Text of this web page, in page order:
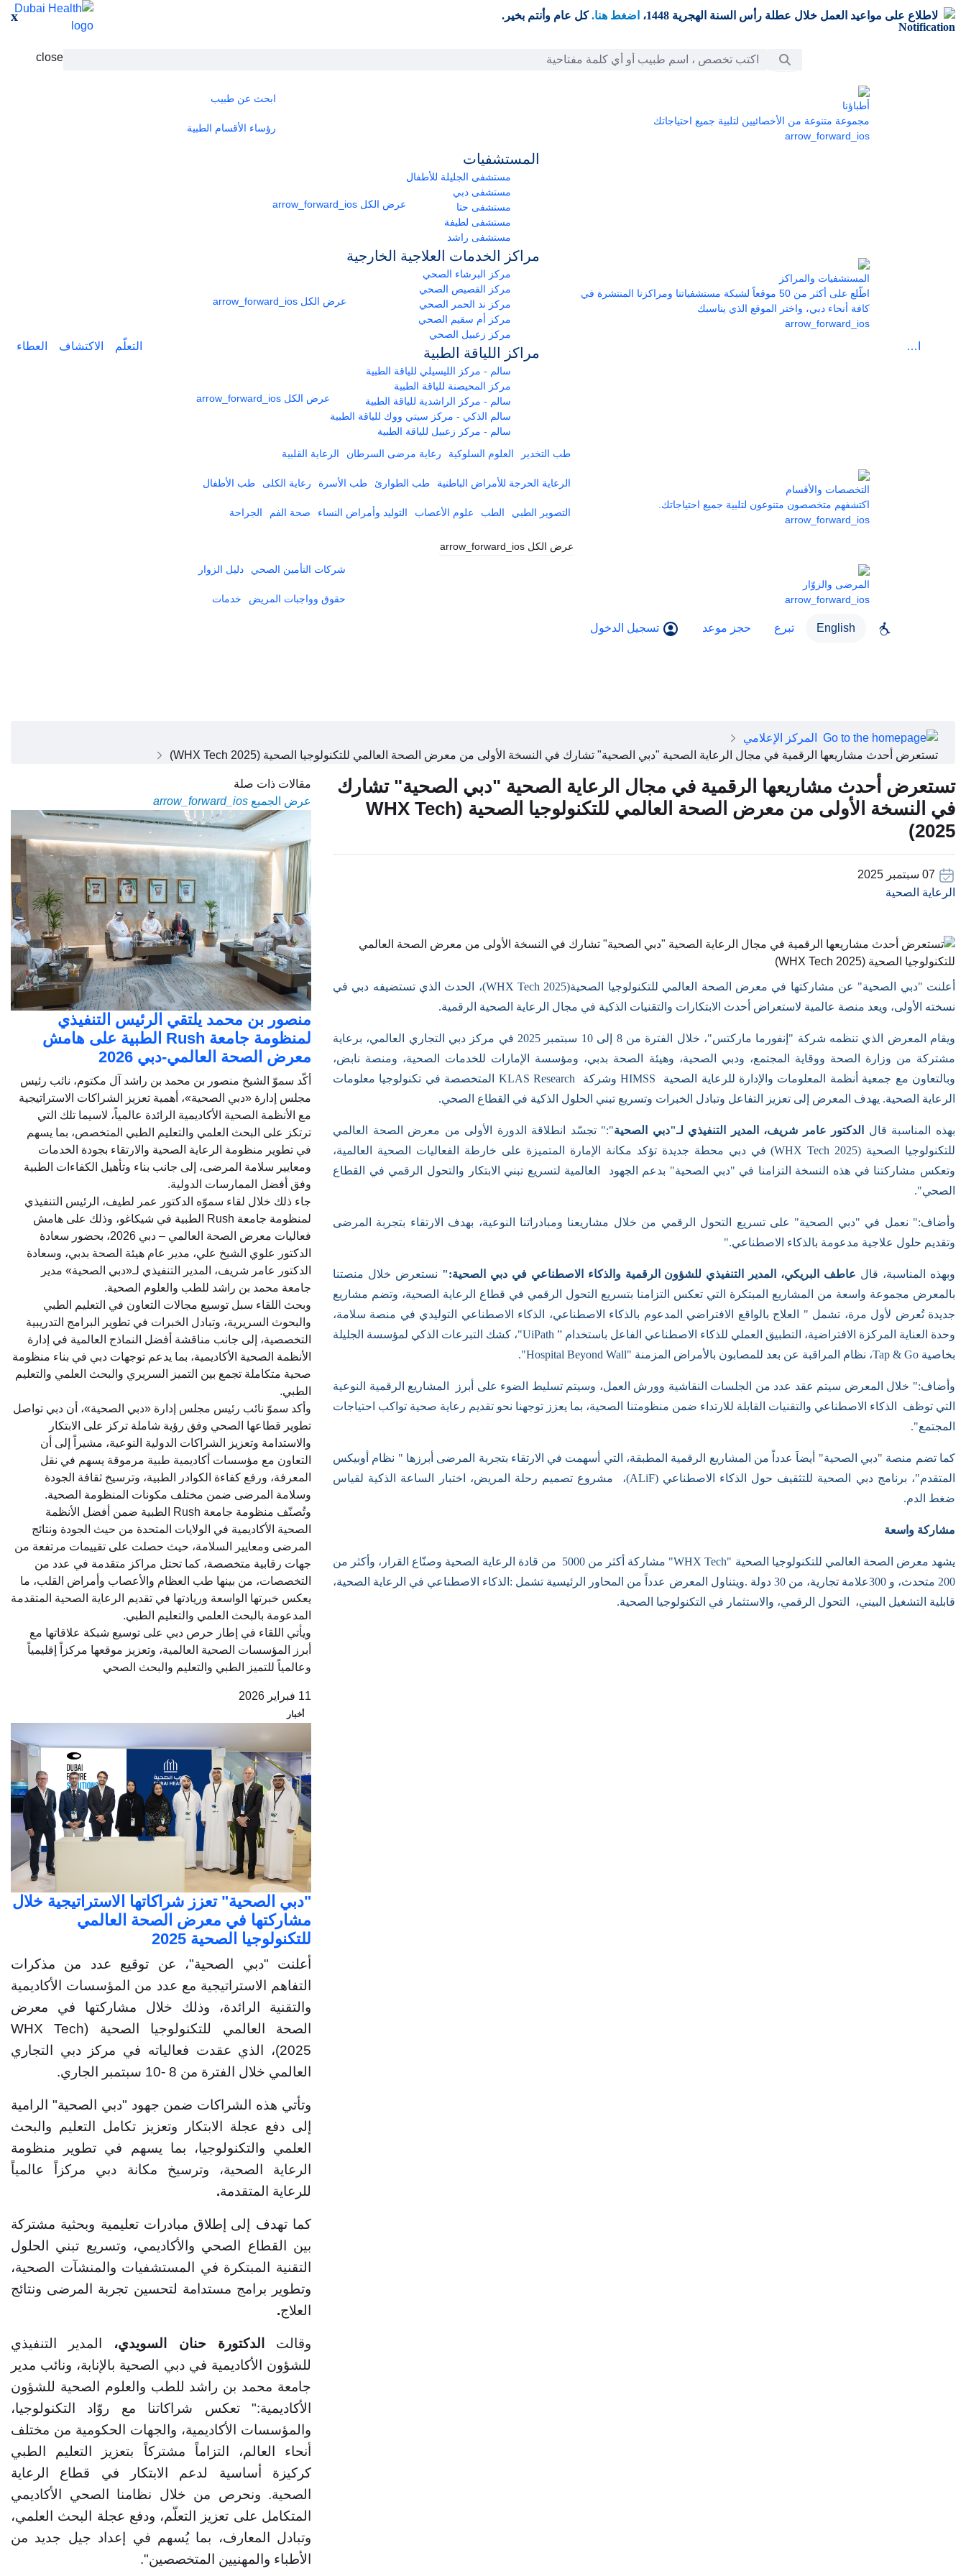
تخطي إلى المحتوى الرئيسي
لاطلاع على مواعيد العمل خلال عطلة رأس السنة الهجرية 1448، اضغط هنا. كل عام وأنتم بخير. x
شريط البحث close
الرعاية
أطباؤنا
مجموعة متنوعة من الأخصائيين لتلبية جميع احتياجاتك
arrow_forward_ios
ابحث عن طبيب
رؤساء الأقسام الطبية
المستشفيات والمراكز
اطّلع على أكثر من 50 موقعاً لشبكة مستشفياتنا ومراكزنا المنتشرة في
كافة أنحاء دبي، واختر الموقع الذي يناسبك
arrow_forward_ios
المستشفيات
مستشفى الجليلة للأطفال
مستشفى دبي
مستشفى حتا
مستشفى لطيفة
مستشفى راشد
عرض الكل
مراكز الخدمات العلاجية الخارجية
مركز البرشاء الصحي
مركز القصيص الصحي
مركز ند الحمر الصحي
مركز أم سقيم الصحي
مركز زعبيل الصحي
عرض الكل
مراكز اللياقة الطبية
سالم - مركز الليسيلي للياقة الطبية
مركز المحيصنة للياقة الطبية
سالم - مركز الراشدية للياقة الطبية
سالم الذكي - مركز سيتي ووك للياقة الطبية
سالم - مركز زعبيل للياقة الطبية
عرض الكل
التخصصات والأقسام
اكتشفهم متخصصون متنوعون لتلبية جميع احتياجاتك.
arrow_forward_ios
طب التخدير العلوم السلوكية رعاية مرضى السرطان الرعاية القلبية
الرعاية الحرجة للأمراض الباطنية طب الطوارئ طب الأسرة رعاية الكلى طب الأطفال
التصوير الطبي الطب علوم الأعصاب التوليد وأمراض النساء صحة الفم الجراحة
عرض الكل arrow_forward_ios
المرضى والزوّار
arrow_forward_ios
شركات التأمين الصحي​ دليل الزوار
حقوق وواجبات المريض خدمات
التعلّم الاكتشاف العطاء
English تبرع حجز موعد تسجيل الدخول
رؤساء الأقسام الطبية
وظائف
تواصل معنا
المركز الإعلامي
تستعرض أحدث مشاريعها الرقمية في مجال الرعاية الصحية "دبي الصحية" تشارك في النسخة الأولى من معرض الصحة العالمي للتكنولوجيا الصحية (WHX Tech 2025)
تستعرض أحدث مشاريعها الرقمية في مجال الرعاية الصحية "دبي الصحية" تشارك
في النسخة الأولى من معرض الصحة العالمي للتكنولوجيا الصحية (WHX Tech
2025)
07 سبتمبر 2025
الرعاية الصحية
أعلنت "دبي الصحية" عن مشاركتها في معرض الصحة العالمي للتكنولوجيا الصحية(WHX Tech 2025)، الحدث الذي تستضيفه دبي في
نسخته الأولى، ويعد منصة عالمية لاستعراض أحدث الابتكارات والتقنيات الذكية في مجال الرعاية الصحية الرقمية.
ويقام المعرض الذي تنظمه شركة "إنفورما ماركتس"، خلال الفترة من 8 إلى 10 سبتمبر 2025 في مركز دبي التجاري العالمي، برعاية
مشتركة من وزارة الصحة ووقاية المجتمع، ودبي الصحية، وهيئة الصحة بدبي، ومؤسسة الإمارات للخدمات الصحية، ومنصة نابض،
وبالتعاون مع جمعية أنظمة المعلومات والإدارة للرعاية الصحية
HIMSSوشركة KLAS Research المتخصصة في تكنولوجيا معلومات
الرعاية الصحية. يهدف المعرض إلى تعزيز التفاعل وتبادل الخبرات وتسريع تبني الحلول الذكية في القطاع الصحي.
بهذه المناسبة قال الدكتور عامر شريف، المدير التنفيذي لـ"دبي الصحية":" تجسّد انطلاقة الدورة الأولى من معرض الصحة العالمي
للتكنولوجيا الصحية (WHX Tech 2025) في دبي محطة جديدة تؤكد مكانة الإمارة المتميزة على خارطة الفعاليات الصحية العالمية،
وتعكس مشاركتنا في هذه النسخة التزامنا في "دبي الصحية" بدعم الجهود العالمية لتسريع تبني الابتكار والتحول الرقمي في القطاع
الصحي."
وأضاف:" نعمل في "دبي الصحية" على تسريع التحول الرقمي من خلال مشاريعنا ومبادراتنا النوعية، بهدف الارتقاء بتجربة المرضى
وتقديم حلول علاجية مدعومة بالذكاء الاصطناعي."
وبهذه المناسبة، قال عاطف البريكي، المدير التنفيذي للشؤون الرقمية والذكاء الاصطناعي في دبي الصحية:" نستعرض خلال منصتنا
بالمعرض مجموعة واسعة من المشاريع المبتكرة التي تعكس التزامنا بتسريع التحول الرقمي في قطاع الرعاية الصحية، وتضم مشاريع
جديدة تُعرض لأول مرة، تشمل " العلاج بالواقع الافتراضي المدعوم بالذكاء الاصطناعي، الذكاء الاصطناعي التوليدي في منصة سلامة،
وحدة العناية المركزة الافتراضية، التطبيق العملي للذكاء الاصطناعي الفاعل باستخدام ” UiPath"، كشك التبرعات الذكي لمؤسسة الجليلة
بخاصية Tap & Go، نظام المراقبة عن بعد للمصابون بالأمراض المزمنة "Hospital Beyond Wall
".
وأضاف:" خلال المعرض سيتم عقد عدد من الجلسات النقاشية وورش العمل، وسيتم تسليط الضوء على أبرز المشاريع الرقمية النوعية
التي توظف الذكاء الاصطناعي والتقنيات القابلة للارتداء ضمن منظومتنا الصحية، بما يعزز توجهنا نحو تقديم رعاية صحية تواكب احتياجات
المجتمع".
كما تضم منصة "دبي الصحية" أيضاَ عدداً من المشاريع الرقمية المطبقة، التي أسهمت في الارتقاء بتجربة المرضى أبرزها " نظام أوبيكس
المتقدم"، برنامج دبي الصحية للتثقيف حول الذكاء الاصطناعي (ALiF)، مشروع تصميم رحلة المريض، اختبار الساعة الذكية لقياس
ضغط الدم.
مشاركة واسعة
يشهد معرض الصحة العالمي للتكنولوجيا الصحية ""WHX Tech مشاركة أكثر من5000 من قادة الرعاية الصحية وصنّاع القرار، وأكثر من
200 متحدث، و
300علامة تجارية، من 30 دولة .ويتناول المعرض عدداً من المحاور الرئيسية تشمل : الذكاء الاصطناعي في الرعاية الصحية،
قابلية التشغيل البيني، التحول الرقمي، والاستثمار في التكنولوجيا الصحية.
مقالات ذات صلة
عرض الجميع arrow_forward_ios
منصور بن محمد يلتقي الرئيس التنفيذي
لمنظومة جامعة Rush الطبية على هامش
معرض الصحة العالمي-دبي 2026
أكّد سموّ الشيخ منصور بن محمد بن راشد آل مكتوم، نائب رئيس
مجلس إدارة «دبي الصحية»، أهمية تعزيز الشراكات الاستراتيجية
مع الأنظمة الصحية الأكاديمية الرائدة عالمياً، لاسيما تلك التي
ترتكز على البحث العلمي والتعليم الطبي المتخصص، بما يسهم
في تطوير منظومة الرعاية الصحية والارتقاء بجودة الخدمات
ومعايير سلامة المرضى، إلى جانب بناء وتأهيل الكفاءات الطبية
وفق أفضل الممارسات الدولية.
جاء ذلك خلال لقاء سموّه الدكتور عمر لطيف، الرئيس التنفيذي
لمنظومة جامعة Rush الطبية في شيكاغو، وذلك على هامش
فعاليات معرض الصحة العالمي – دبي 2026، بحضور سعادة
الدكتور علوي الشيخ علي، مدير عام هيئة الصحة بدبي، وسعادة
الدكتور عامر شريف، المدير التنفيذي لـ«دبي الصحية» مدير
جامعة محمد بن راشد للطب والعلوم الصحية.
وبحث اللقاء سبل توسيع مجالات التعاون في التعليم الطبي
والبحوث السريرية، وتبادل الخبرات في تطوير البرامج التدريبية
التخصصية، إلى جانب مناقشة أفضل النماذج العالمية في إدارة
الأنظمة الصحية الأكاديمية، بما يدعم توجهات دبي في بناء منظومة
صحية متكاملة تجمع بين التميز السريري والبحث العلمي والتعليم
الطبي.
وأكد سموّ نائب رئيس مجلس إدارة «دبي الصحية»، أن دبي تواصل
تطوير قطاعها الصحي وفق رؤية شاملة تركز على الابتكار
والاستدامة وتعزيز الشراكات الدولية النوعية، مشيراً إلى أن
التعاون مع مؤسسات أكاديمية طبية مرموقة يسهم في نقل
المعرفة، ورفع كفاءة الكوادر الطبية، وترسيخ ثقافة الجودة
وسلامة المرضى ضمن مختلف مكونات المنظومة الصحية.
وتُصنّف منظومة جامعة Rush الطبية ضمن أفضل الأنظمة
الصحية الأكاديمية في الولايات المتحدة من حيث الجودة ونتائج
المرضى ومعايير السلامة، حيث حصلت على تقييمات مرتفعة من
جهات رقابية متخصصة، كما تحتل مراكز متقدمة في عدد من
التخصصات، من بينها طب العظام والأعصاب وأمراض القلب، ما
يعكس خبرتها الواسعة وريادتها في تقديم الرعاية الصحية المتقدمة
المدعومة بالبحث العلمي والتعليم الطبي.
ويأتي اللقاء في إطار حرص دبي على توسيع شبكة علاقاتها مع
أبرز المؤسسات الصحية العالمية، وتعزيز موقعها مركزاً إقليمياً
وعالمياً للتميز الطبي والتعليم والبحث الصحي
11 فبراير 2026
أخبار
"دبي الصحية" تعزز شراكاتها الاستراتيجية خلال
مشاركتها في معرض الصحة العالمي
للتكنولوجيا الصحية 2025
أعلنت "دبي الصحية"، عن توقيع عدد من مذكرات
التفاهم الاستراتيجية مع عدد من المؤسسات الأكاديمية
والتقنية الرائدة، وذلك خلال مشاركتها في معرض
الصحة العالمي للتكنولوجيا الصحية (WHX Tech
2025)، الذي عقدت فعالياته في مركز دبي التجاري
العالمي خلال الفترة من 8 -10 سبتمبر الجاري.
وتأتي هذه الشراكات ضمن جهود "دبي الصحية" الرامية
إلى دفع عجلة الابتكار وتعزيز تكامل التعليم والبحث
العلمي والتكنولوجيا، بما يسهم في تطوير منظومة
الرعاية الصحية، وترسيخ مكانة دبي مركزاً عالمياً
للرعاية المتقدمة.
كما تهدف إلى
إطلاق مبادرات تعليمية وبحثية مشتركة
بين القطاع الصحي والأكاديمي، وتسريع تبني الحلول
التقنية المبتكرة في المستشفيات والمنشآت الصحية،
وتطوير برامج مستدامة لتحسين تجربة المرضى ونتائج
العلاج.
وقالت الدكتورة حنان السويدي،
المدير التنفيذي
للشؤون الأكاديمية في دبي الصحية بالإنابة، ونائب مدير
جامعة محمد بن راشد للطب والعلوم الصحية للشؤون
الأكاديمية:" تعكس شراكاتنا مع روّاد التكنولوجيا،
والمؤسسات الأكاديمية، والجهات الحكومية من مختلف
أنحاء العالم، التزاماً مشتركاً بتعزيز التعليم الطبي
كركيزة أساسية لدعم الابتكار في قطاع الرعاية
الصحية. ونحرص من خلال نظامنا الصحي الأكاديمي
المتكامل على تعزيز التعلّم، ودفع عجلة البحث العلمي،
وتبادل المعارف، بما يُسهم في إعداد جيل جديد من
الأطباء والمهنيين المتخصصين".